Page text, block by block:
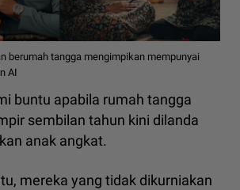
berumah tangga mengimpikan mempunyai
AI
buntu apabila rumah tangga
sembilan tahun kini dilanda
anak angkat.
mereka yang tidak dikurniakan